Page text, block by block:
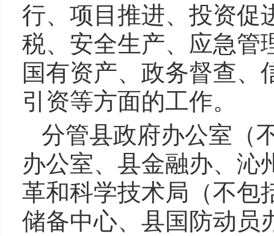
行、项目推进、投资促
税、安全生产、应急管
国有资产、政务督查、
引资等方面的工作。
分管县政府办公室（
办公室、县金融办、沁
革和科学技术局（不包
储备中心、县国防动员